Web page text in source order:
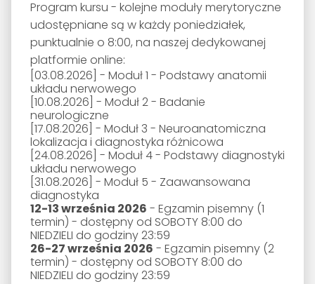
Program kursu - kolejne moduły merytoryczne
udostępniane są w każdy poniedziałek,
punktualnie o 8:00, na naszej dedykowanej
platformie online:
[03.08.2026] - Moduł 1 - Podstawy anatomii
układu nerwowego
[10.08.2026] - Moduł 2 - Badanie
neurologiczne
[17.08.2026] - Moduł 3 - Neuroanatomiczna
lokalizacja i diagnostyka różnicowa
[24.08.2026] - Moduł 4 - Podstawy diagnostyki
układu nerwowego
[31.08.2026] - Moduł 5 - Zaawansowana
diagnostyka
12-13 września 2026 - Egzamin pisemny (1
termin) - dostępny od SOBOTY 8:00 do
NIEDZIELI do godziny 23:59
26-27 września 2026 - Egzamin pisemny (2
termin) - dostępny od SOBOTY 8:00 do
NIEDZIELI do godziny 23:59